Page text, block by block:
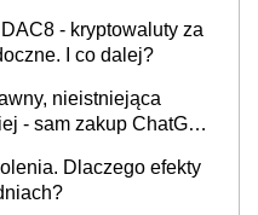
- kryptowaluty za
I co dalej?
nieistniejąca
- sam zakup ChatGPT
Dlaczego efekty